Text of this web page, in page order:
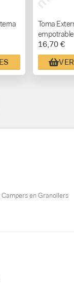
Toma
rectangular
16,70 €
en Granollers